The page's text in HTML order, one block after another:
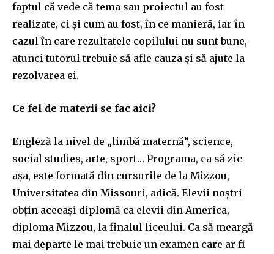
faptul că vede că tema sau proiectul au fost
realizate, ci și cum au fost, în ce manieră, iar în
cazul în care rezultatele copilului nu sunt bune,
atunci tutorul trebuie să afle cauza și să ajute la
rezolvarea ei.
Ce fel de materii se fac aici?
Engleză la nivel de „limbă maternă”, science,
social studies, arte, sport… Programa, ca să zic
așa, este formată din cursurile de la Mizzou,
Universitatea din Missouri, adică. Elevii noștri
obțin aceeași diplomă ca elevii din America,
diploma Mizzou, la finalul liceului. Ca să meargă
mai departe le mai trebuie un examen care ar fi